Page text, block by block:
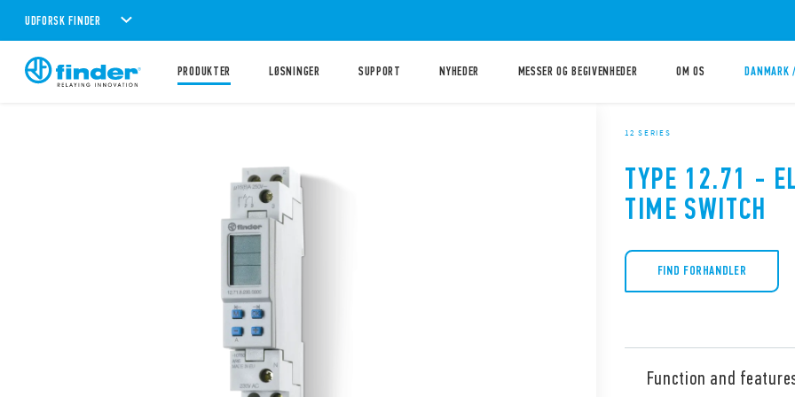
UDFORSK FINDER
PRODUKTER LØSNINGER SUPPORT NYHEDER MESSER OG BEGIVENHEDER OM OS DANMARK /
12 SERIES
TYPE 12.71 -
TIME SWITCH
FIND FORHANDLER
Function and